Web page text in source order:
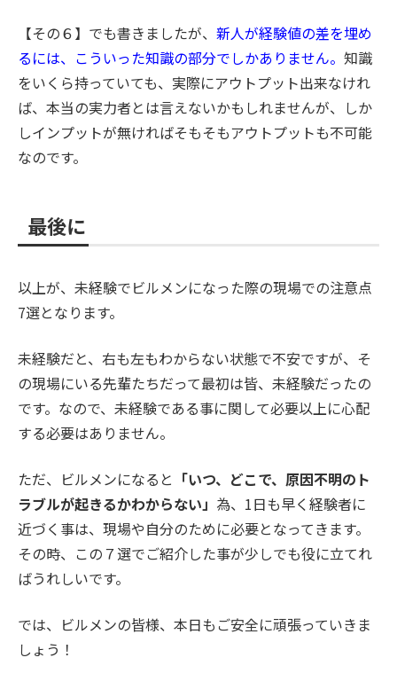
【その６】でも書きましたが、 新人が経験値の差を埋め
るには、こういった知識の部分でしかありません。 知識
をいくら持っていても、実際にアウトプット出来なけれ
ば、本当の実力者とは言えないかもしれませんが、しか
しインプットが無ければそもそもアウトプットも不可能
なのです。
最後に
以上が、未経験でビルメンになった際の現場での注意点
7選となります。
未経験だと、右も左もわからない状態で不安ですが、そ
の現場にいる先輩たちだって最初は皆、未経験だったの
です。なので、未経験である事に関して必要以上に心配
する必要はありません。
ただ、ビルメンになると 「いつ、どこで、原因不明のト
ラブルが起きるかわからない」 為、1日も早く経験者に
近づく事は、現場や自分のために必要となってきます。
その時、この７選でご紹介した事が少しでも役に立てれ
ばうれしいです。
では、ビルメンの皆様、本日もご安全に頑張っていきま
しょう！